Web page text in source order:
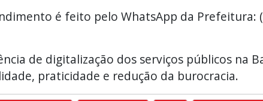
é feito pelo WhatsApp da Prefeitura:
de digitalização dos serviços públicos na
praticidade e redução da burocracia.